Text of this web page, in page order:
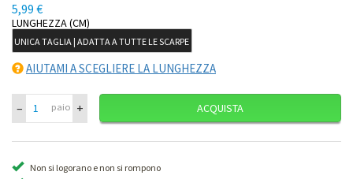
5,99 €
LUNGHEZZA (CM)
UNICA TAGLIA | ADATTA A TUTTE LE SCARPE
AIUTAMI A SCEGLIERE LA LUNGHEZZA
– paio + ACQUISTA
Non si logorano e non si rompono